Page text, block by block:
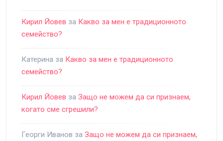
Кирил Йовев за Какво за мен е традиционното
семейство?
Катерина за Какво за мен е традиционното
семейство?
Кирил Йовев за Защо не можем да си признаем,
когато сме сгрешили?
Георги Иванов за Защо не можем да си признаем,